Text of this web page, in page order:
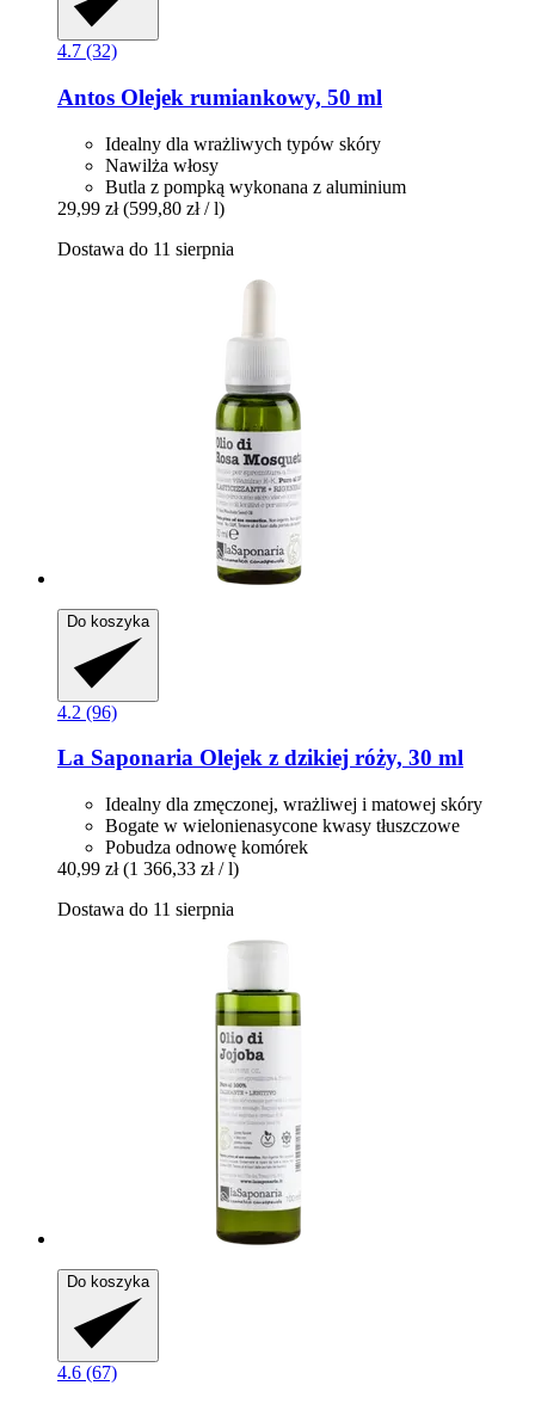
4.7 (32)
Antos Olejek rumiankowy, 50 ml
Idealny dla wrażliwych typów skóry
Nawilża włosy
Butla z pompką wykonana z aluminium
29,99 zł (599,80 zł / l)
Dostawa do 11 sierpnia
Do koszyka
4.2 (96)
La Saponaria Olejek z dzikiej róży, 30 ml
Idealny dla zmęczonej, wrażliwej i matowej skóry
Bogate w wielonienasycone kwasy tłuszczowe
Pobudza odnowę komórek
40,99 zł (1 366,33 zł / l)
Dostawa do 11 sierpnia
Do koszyka
4.6 (67)